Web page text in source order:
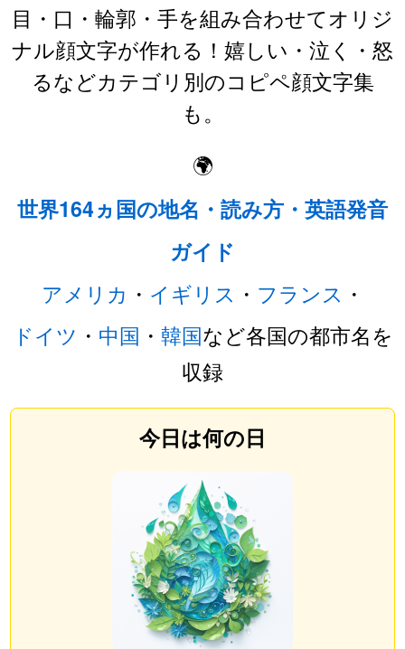
目・口・輪郭・手を組み合わせてオリジ
ナル顔文字が作れる！嬉しい・泣く・怒
るなどカテゴリ別のコピペ顔文字集
も。
🌍
世界164ヵ国の地名・読み方・英語発音
ガイド
アメリカ ・ イギリス ・ フランス ・
ドイツ ・ 中国 ・ 韓国など各国の都市名を
収録
今日は何の日